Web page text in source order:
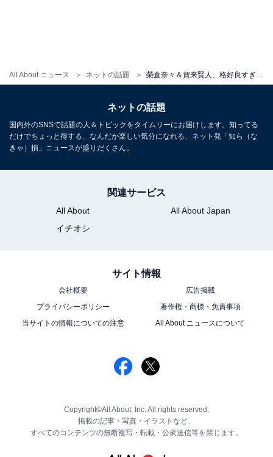
All About ニュース ネットの話題
ネットの話題
国内外のSNSで話題の人＆トピックをタイムリーにお届けします。知ってる
だけでちょっと得する、なんだか楽しい気分になれる、ネット発「知ら（な
きゃ）損」ニュースが盛りだくさん。
関連サービス
All About
All About Japan
イチオシ
サイト情報
会社概要
広告掲載
プライバシーポリシー
著作権・商標・免責事項
当サイトの情報についての注意
All About ニュースについて
Copyright©All About, Inc. All rights reserved.
掲載の記事・写真・イラストなど、
すべてのコンテンツの無断複写・転載・公衆送信等を禁じます。